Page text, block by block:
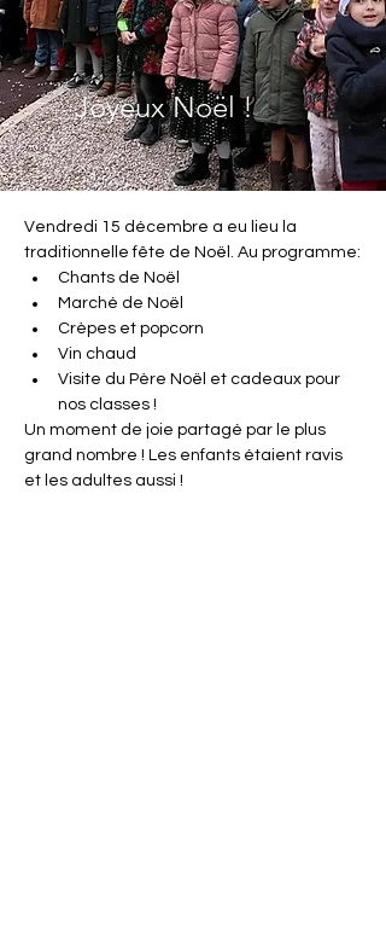
Joyeux Noël !
Vendredi 15 décembre a eu lieu la
traditionnelle fête de Noël. Au programme:
Chants de Noël
Marché de Noël
Crèpes et popcorn
Vin chaud
Visite du Père Noël et cadeaux pour
nos classes !
Un moment de joie partagé par le plus
grand nombre ! Les enfants étaient ravis
et les adultes aussi !